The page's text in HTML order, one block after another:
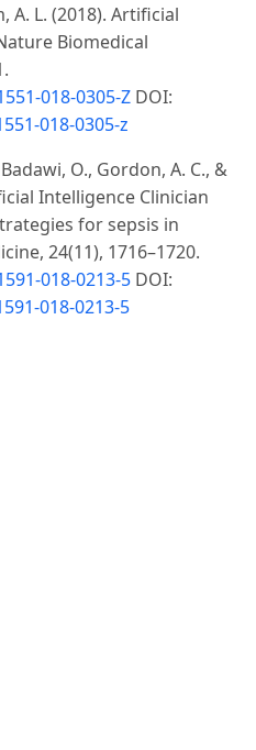
A. L. (2018). Artificial
Biomedical
018-0305-Z DOI:
018-0305-z
O., Gordon, A. C., &
Intelligence Clinician
for sepsis in
24(11), 1716–1720.
018-0213-5 DOI:
018-0213-5